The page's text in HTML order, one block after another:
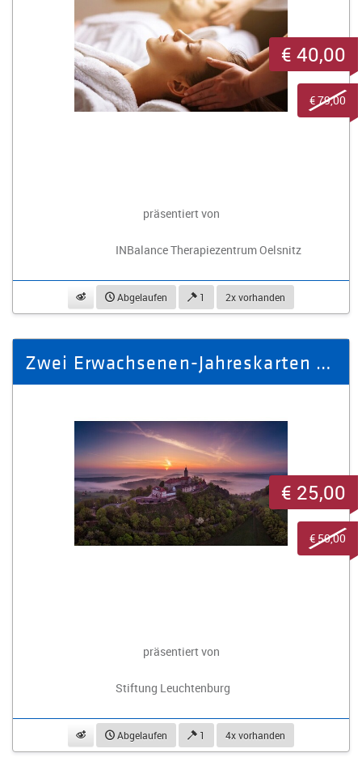
präsentiert von
INBalance Therapiezentrum Oelsnitz
beobachtenAbgelaufen 1 2x vorhanden
€ 40,00
€ 79,00
Zwei Erwachsenen-Jahreskarten für die Leuchtenburg
präsentiert von
Stiftung Leuchtenburg
beobachtenAbgelaufen 1 4x vorhanden
€ 25,00
€ 50,00